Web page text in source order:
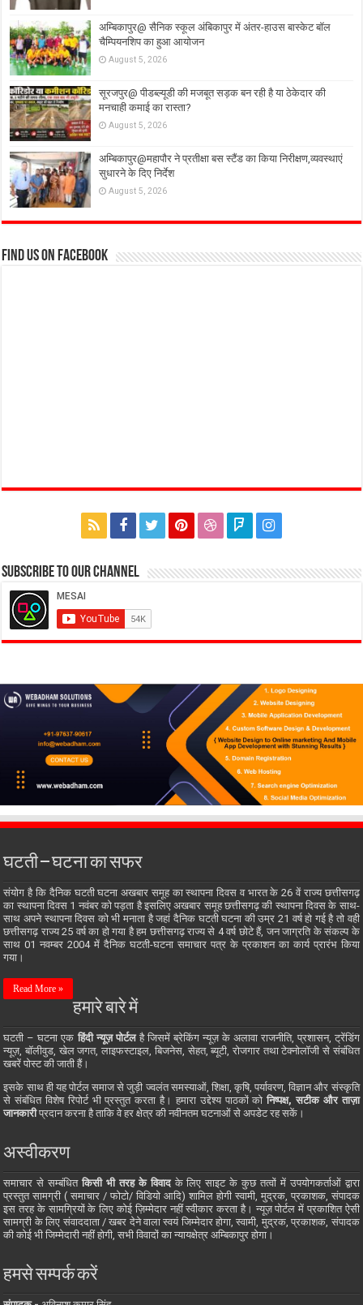
अम्बिकापुर@ सैनिक स्कूल अंबिकापुर में अंतर-हाउस बास्केट बॉल
चैम्पियनशिप का हुआ आयोजन
August 5, 2026
सूरजपुर@ पीडब्ल्यूडी की मजबूत सड़क बन रही है या ठेकेदार की
मनचाही कमाई का रास्ता?
August 5, 2026
अम्बिकापुर@महापौर ने प्रतीक्षा बस स्टैंड का किया निरीक्षण,व्यवस्थाएं
सुधारने के दिए निर्देश
August 5, 2026
Find us on Facebook
Subscribe to our Channel
घटती – घटना का सफर
संयोग है कि दैनिक घटती घटना अखबार समूह का स्थापना दिवस व भारत के 26 वें राज्य छत्तीसगढ़
का स्थापना दिवस 1 नवंबर को पड़ता है इसलिए अखबार समूह छत्तीसगढ़ की स्थापना दिवस के साथ-
साथ अपने स्थापना दिवस को भी मनाता है जहां दैनिक घटती घटना की उम्र 21 वर्ष हो गई है तो वही
छत्तीसगढ़ राज्य 25 वर्ष का हो गया है हम छत्तीसगढ़ राज्य से 4 वर्ष छोटे हैं, जन जाग्रति के संकल्प के
साथ 01 नवम्बर 2004 में दैनिक घटती-घटना समाचार पत्र के प्रकाशन का कार्य प्रारंभ किया
गया।
Read More »
हमारे बारे में
घटती – घटना एक हिंदी न्यूज़ पोर्टलहै जिसमें ब्रेकिंग न्यूज़ के अलावा राजनीति, प्रशासन, ट्रेंडिंग
न्यूज़, बॉलीवुड, खेल जगत, लाइफस्टाइल, बिजनेस, सेहत, ब्यूटी, रोजगार तथा टेक्नोलॉजी से संबंधित
खबरें पोस्ट की जाती हैं।
इसके साथ ही यह पोर्टल समाज से जुड़ी ज्वलंत समस्याओं, शिक्षा, कृषि, पर्यावरण, विज्ञान और संस्कृति
से संबंधित विशेष रिपोर्ट भी प्रस्तुत करता है। हमारा उद्देश्य पाठकों कोनिष्पक्ष, सटीक और ताज़ा
जानकारीप्रदान करना है ताकि वे हर क्षेत्र की नवीनतम घटनाओं से अपडेट रह सकें।
अस्वीकरण
समाचार से सम्बंधितकिसी भी तरह के विवादके लिए साइट के कुछ तत्वों में उपयोगकर्ताओं द्वारा
प्रस्तुत सामग्री ( समाचार / फोटो/ विडियो आदि) शामिल होगी स्वामी, मुद्रक, प्रकाशक, संपादक
इस तरह के सामग्रियों के लिए कोई ज़िम्मेदार नहीं स्वीकार करता है। न्यूज़ पोर्टल में प्रकाशित ऐसी
सामग्री के लिए संवाददाता / खबर देने वाला स्वयं जिम्मेदार होगा, स्वामी, मुद्रक, प्रकाशक, संपादक
की कोई भी जिम्मेदारी नहीं होगी, सभी विवादों का न्यायक्षेत्र अम्बिकापुर होगा।
हमसे सम्पर्क करें